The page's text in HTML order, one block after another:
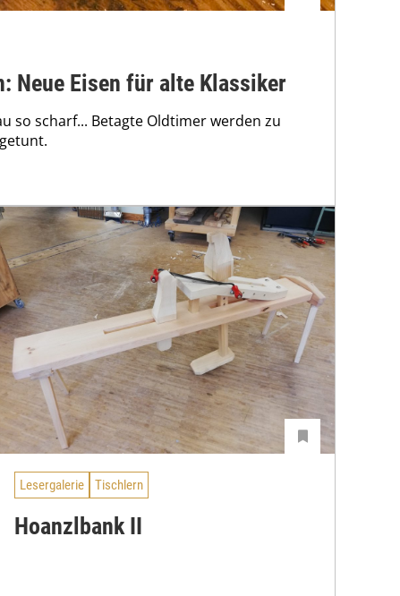
Neue Eisen für alte Klassiker
so scharf... Betagte Oldtimer werden zu
Lesergalerie Tischlern
Hoanzlbank II